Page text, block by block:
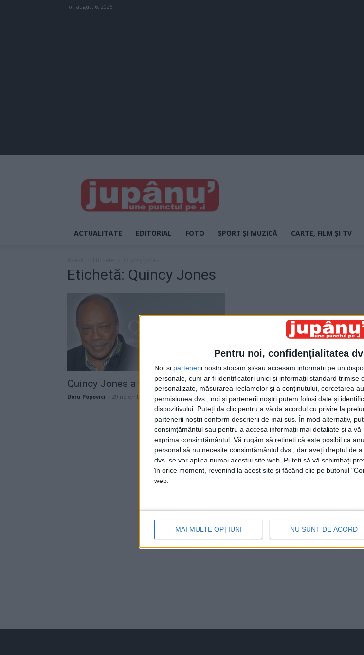
Pentru noi, confidențialitatea
Noi și partenerii noștri stocăm și/sau accesăm informații pe un
personale, cum ar fi identificatori unici și informații standard trimise
personalizate, măsurarea reclamelor și a conținutului, cercetarea
permisiunea dvs., noi și partenerii noștri putem folosi date și
dispozitivului. Puteți da clic pentru a vă da acordul cu privire la
partenerii noștri conform descrierii de mai sus. În mod alternativ,
consimțământul sau pentru a accesa informații mai detaliate și a
exprima consimțământul. Vă rugăm să rețineți că este posibil ca
personal să nu necesite consimțământul dvs., dar aveți dreptul de
dvs. se vor aplica numai acestui site web. Puteți să vă schimbați
în orice moment, revenind la acest site și făcând clic pe butonul
web.
MAI MULTE OPȚIUNI NU SUNT DE ACORD
joi, august 6, 2026
JUPÂNU'
ACTUALITATE EDITORIAL FOTO SPORT ȘI MUZICĂ CARTE, FILM ȘI TV
Etichetă: Quincy Jones
Quincy Jones a fost chiar… Delight!
Doru Popovici 29 noiembrie 2024